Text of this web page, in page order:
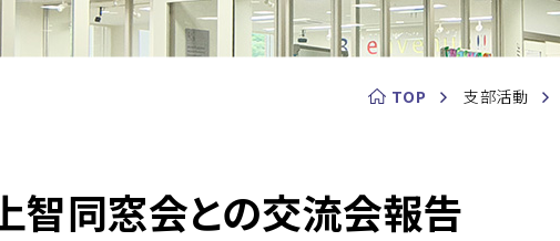
TOP 支部活動
智同窓会との交流会報告